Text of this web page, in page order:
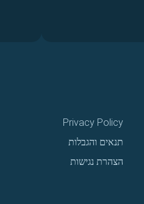
Privacy Policy
תנאים והגבלות
הצהרת נגישות